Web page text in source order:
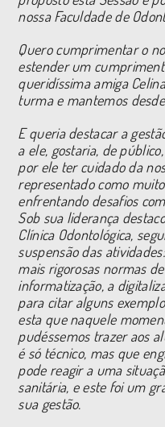
nossa Faculdade de
Quero cumprimentar o
estender um
queridíssima amiga
turma e mantemos
E queria destacar a
a ele, gostaria, de
por ele ter cuidado da
representado como
enfrentando desafios
Sob sua liderança
Clínica Odontológica,
suspensão das
mais rigorosas normas
informatização, a
para citar alguns
esta que naquele
pudéssemos trazer aos
é só técnico, mas que
pode reagir a uma
sanitária, e este foi um
sua gestão.